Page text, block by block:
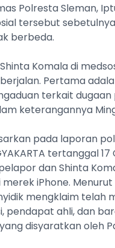
Polresta Sleman,
tersebut
berbeda.
Komala di
Pertama
terkait
keterangannya
pada laporan
tertanggal
dan Shinta
iPhone.
mengklaim telah
pendapat ahli, dan
disyaratkan oleh